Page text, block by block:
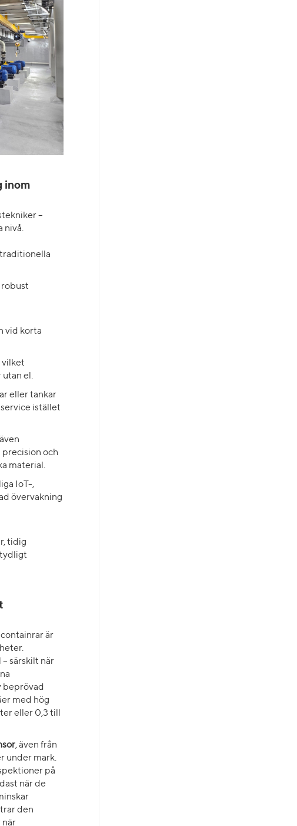
inom
–
nivå.
vid korta
vilket
utan el.
eller tankar
istället
precision och
material.
IoT-,
övervakning
tidig
är
särskilt när
beprövad
med hög
eller 0,3 till
, även från
under mark.
på
när de
den
när